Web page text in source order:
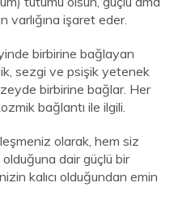
varlığına işaret eder.
birbirine bağlayan
sezgi ve psişik yetenek
birbirine bağlar. Her
bağlantı ile ilgili.
olarak, hem siz
dair güçlü bir
kalıcı olduğundan emin